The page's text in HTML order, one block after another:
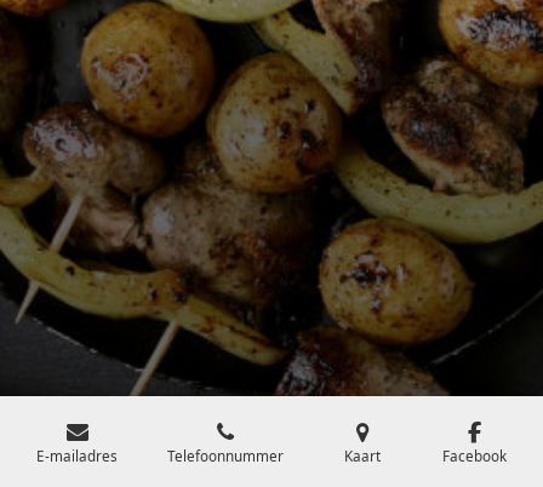
E-mailadres Telefoonnummer Kaart Facebook